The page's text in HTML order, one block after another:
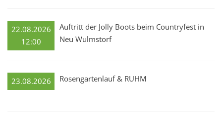
22.08.2026
12:00
Auftritt der Jolly Boots beim Countryfest in
Neu Wulmstorf
23.08.2026 Rosengartenlauf & RUHM